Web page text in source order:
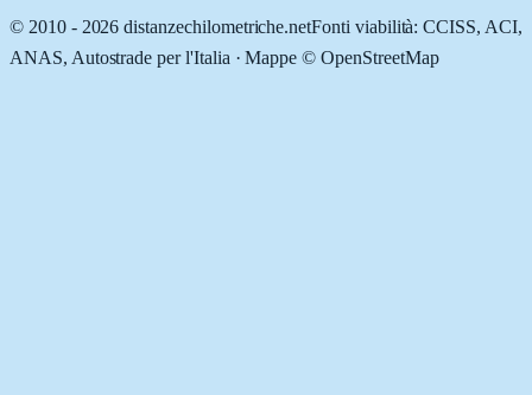
© 2010 - 2026 distanzechilometriche.netFonti viabilità: CCISS, ACI,
ANAS, Autostrade per l'Italia · Mappe © OpenStreetMap